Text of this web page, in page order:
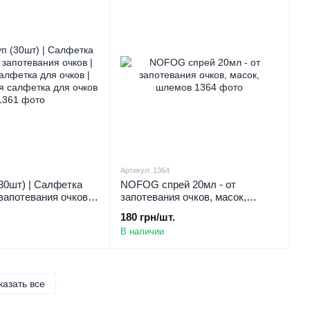
| Салфетка
очков |
Артикул: 1364
NOFOG спрей 20мл - от
запотевания очков, масок,
180 грн/шт.
В наличии
все